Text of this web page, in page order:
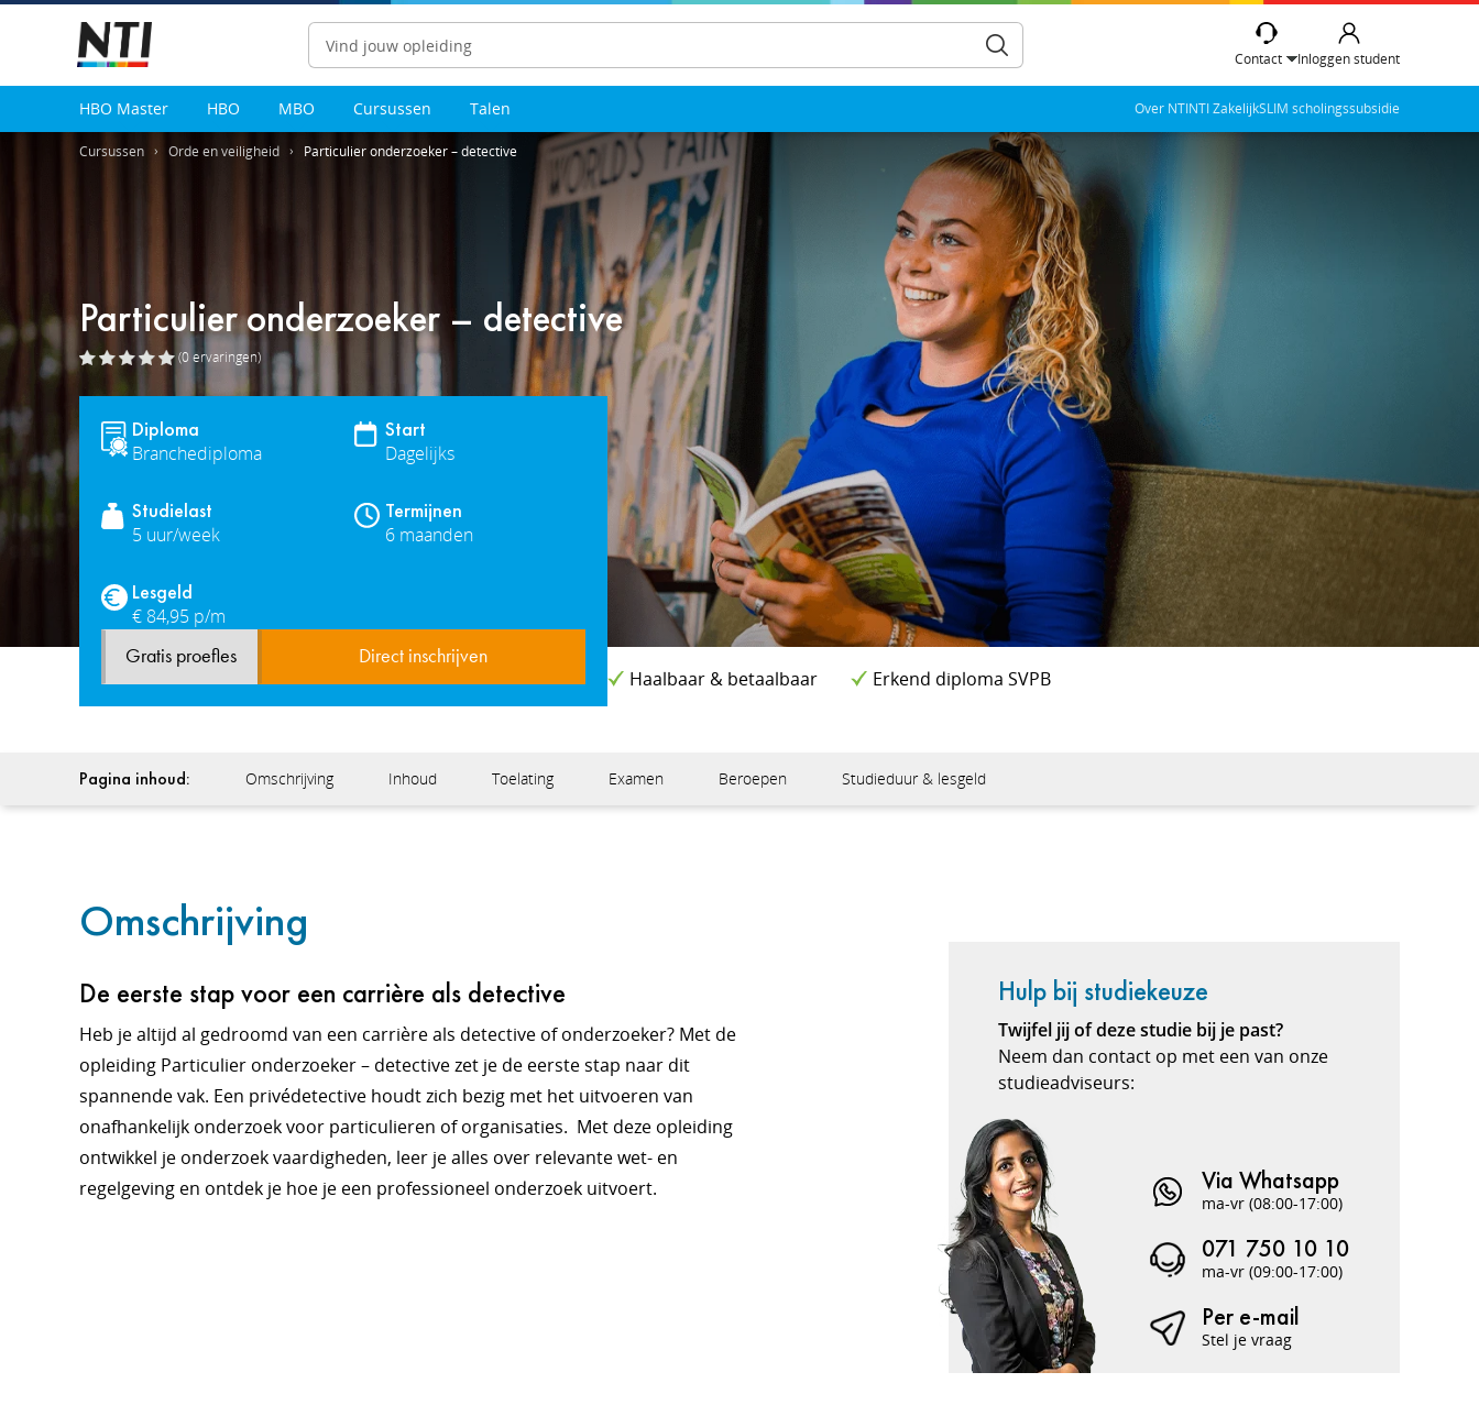
Zoeken
Contact Inloggen student
HBO Master HBO MBO Cursussen Talen Over NTINTI ZakelijkSLIM scholingssubsidie
Cursussen Orde en veiligheid Particulier onderzoeker – detective
Particulier onderzoeker – detective
(0ervaringen)
Diploma
Branchediploma
Start
Dagelijks
Studielast
5 uur/week
Termijnen
6 maanden
Lesgeld
€ 84,95 p/m
Gratis proefles Direct inschrijven
Haalbaar & betaalbaar Erkend diploma SVPB
Pagina inhoud: Omschrijving Inhoud Toelating Examen Beroepen Studieduur & lesgeld
Omschrijving
De eerste stap voor een carrière als detective
Heb je altijd al gedroomd van een carrière als detective of onderzoeker? Met de
opleiding Particulier onderzoeker – detective zet je de eerste stap naar dit
spannende vak. Een privédetective houdt zich bezig met het uitvoeren van
onafhankelijk onderzoek voor particulieren of organisaties. Met deze opleiding
ontwikkel je onderzoek vaardigheden, leer je alles over relevante wet- en
regelgeving en ontdek je hoe je een professioneel onderzoek uitvoert.
Hulp bij studiekeuze
Twijfel jij of deze studie bij je past?
Neem dan contact op met een van onze
studieadviseurs:
Via Whatsapp
ma-vr (08:00-17:00)
071 750 10 10
ma-vr (09:00-17:00)
Per e-mail
Stel je vraag